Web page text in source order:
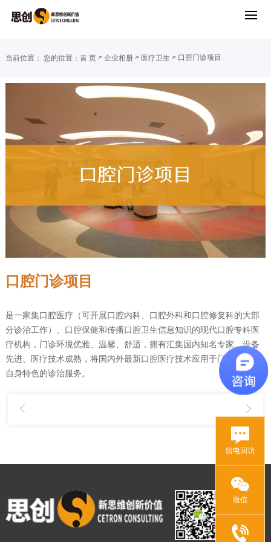
当前位置： 您的位置： 首 页> 企业相册> 医疗卫生 > 口腔门诊项目
口腔门诊项目
是一家集口腔医疗（可开展口腔内科、口腔外科和口腔修复科的大部
分诊治工作）、口腔保健和传播口腔卫生信息知识的现代口腔专科医
疗机构，门诊环境优雅、温馨、舒适，拥有汇集国内知名专家、设备
先进、医疗技术成熟，将国内外最新口腔医疗技术应用于门诊，形成
自身特色的诊治服务。
留电回访
微信